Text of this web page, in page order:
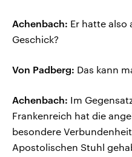
Achenbach: Er hatte also
Geschick?
Von Padberg: Das kann
Achenbach: Im
Frankenreich hat die
besondere
Apostolischen Stuhl